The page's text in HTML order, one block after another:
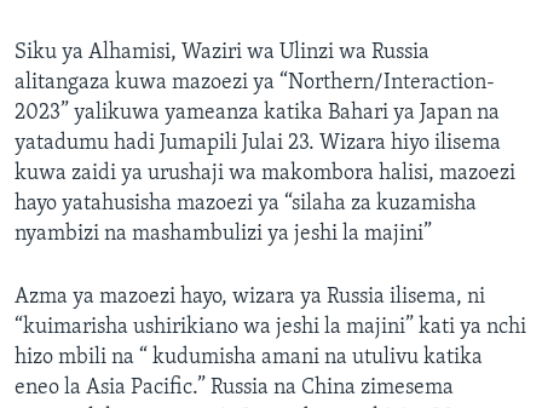
Siku ya Alhamisi, Waziri wa Ulinzi wa Russia
alitangaza kuwa mazoezi ya “Northern/Interaction-
2023” yalikuwa yameanza katika Bahari ya Japan na
yatadumu hadi Jumapili Julai 23. Wizara hiyo ilisema
kuwa zaidi ya urushaji wa makombora halisi, mazoezi
hayo yatahusisha mazoezi ya “silaha za kuzamisha
nyambizi na mashambulizi ya jeshi la majini”
Azma ya mazoezi hayo, wizara ya Russia ilisema, ni
“kuimarisha ushirikiano wa jeshi la majini” kati ya nchi
hizo mbili na “ kudumisha amani na utulivu katika
eneo la Asia Pacific.” Russia na China zimesema